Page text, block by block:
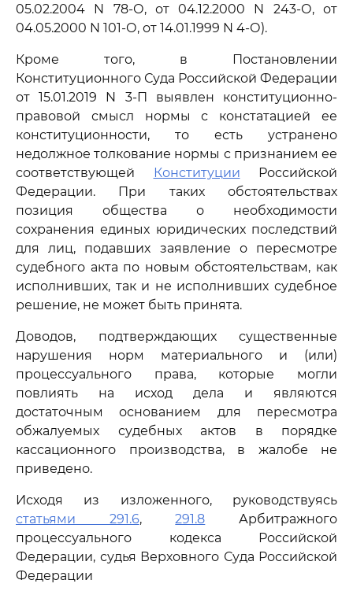
05.02.2004 N 78-О, от 04.12.2000 N 243-О, от
04.05.2000 N 101-О, от 14.01.1999 N 4-О).
Кроме того, в Постановлении
Конституционного Суда Российской Федерации
от 15.01.2019 N 3-П выявлен конституционно-
правовой смысл нормы с констатацией ее
конституционности, то есть устранено
недолжное толкование нормы с признанием ее
соответствующей
Конституции Российской
Федерации. При таких обстоятельствах
позиция общества о необходимости
сохранения единых юридических последствий
для лиц, подавших заявление о пересмотре
судебного акта по новым обстоятельствам, как
исполнивших, так и не исполнивших судебное
решение, не может быть принята.
Доводов, подтверждающих существенные
нарушения норм материального и (или)
процессуального права, которые могли
повлиять на исход дела и являются
достаточным основанием для пересмотра
обжалуемых судебных актов в порядке
кассационного производства, в жалобе не
приведено.
Исходя из изложенного, руководствуясь
статьями 291.6,291.8 Арбитражного
процессуального кодекса Российской
Федерации, судья Верховного Суда Российской
Федерации